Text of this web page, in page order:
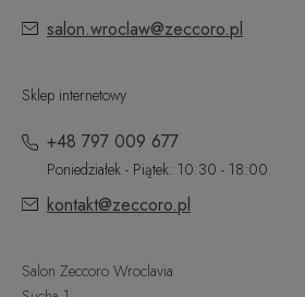
salon.wroclaw@zeccoro.pl
Sklep internetowy
+48 797 009 677
Poniedziałek - Piątek: 10:30 - 18:00
kontakt@zeccoro.pl
Salon Zeccoro Wroclavia